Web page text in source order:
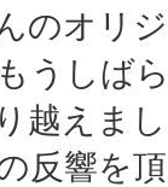
のオリ
うしば
越えま
反響を